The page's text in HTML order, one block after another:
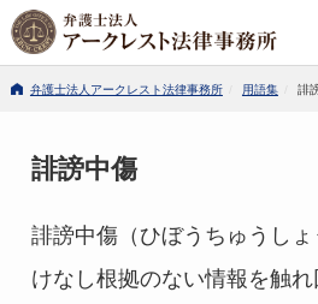
弁護士法人アークレスト法律事務所 用語集 誹
誹謗中傷
誹謗中傷（ひぼうちゅうし
けなし根拠のない情報を触